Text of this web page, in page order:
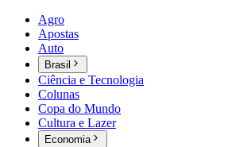
Agro
Apostas
Auto
Brasil
Ciência e Tecnologia
Colunas
Copa do Mundo
Cultura e Lazer
Economia